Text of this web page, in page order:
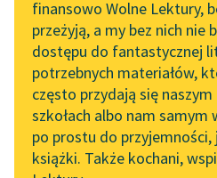
Zapraszamy na spotkanie
online z tłumaczkami
literatury skandynawskiej
Spotkanie z Katarzyną
Tunkiel w Oslo
102. lata temu zmarł
Joseph Conrad
finansowo Wolne Lektury,
przeżyją, a my bez nich nie
dostępu do fantastycznej
potrzebnych materiałów,
często przydają się
szkołach albo nam samym
po prostu do przyjemności,
książki. Także kochani,